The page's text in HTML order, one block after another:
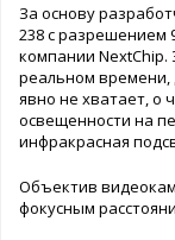
За основу
238 с разрешением
компании
реальном времени,
явно не хватает, о
освещенности на
инфракрасная
Объектив
фокусным